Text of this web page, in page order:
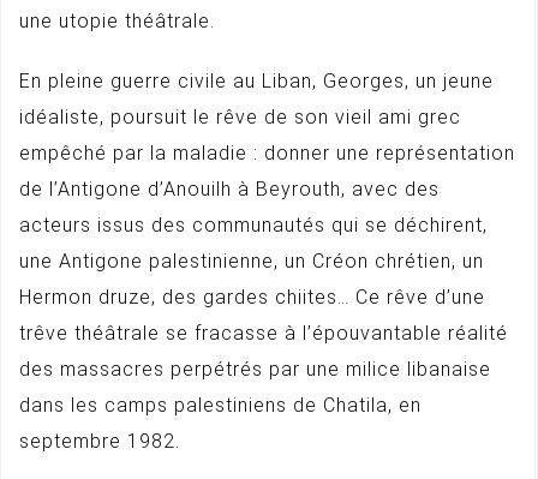
une utopie théâtrale.
En pleine guerre civile au Liban, Georges, un jeune
idéaliste, poursuit le rêve de son vieil ami grec
empêché par la maladie : donner une représentation
de l’Antigone d’Anouilh à Beyrouth, avec des
acteurs issus des communautés qui se déchirent,
une Antigone palestinienne, un Créon chrétien, un
Hermon druze, des gardes chiites… Ce rêve d’une
trêve théâtrale se fracasse à l’épouvantable réalité
des massacres perpétrés par une milice libanaise
dans les camps palestiniens de Chatila, en
septembre 1982.